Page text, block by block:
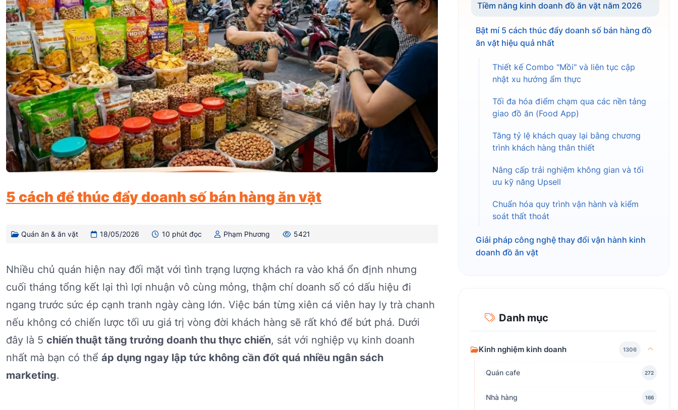
5 cách để thúc đẩy doanh số bán hàng ăn vặt
Quán ăn & ăn vặt 18/05/2026 10 phút đọc Phạm Phương 5421
Nhiều chủ quán hiện nay đối mặt với tình trạng lượng khách ra vào khá ổn định nhưng
cuối tháng tổng kết lại thì lợi nhuận vô cùng mỏng, thậm chí doanh số có dấu hiệu đi
ngang trước sức ép cạnh tranh ngày càng lớn. Việc bán từng xiên cá viên hay ly trà chanh
nếu không có chiến lược tối ưu giá trị vòng đời khách hàng sẽ rất khó để bứt phá. Dưới
đây là 5 chiến thuật tăng trưởng doanh thu thực chiến, sát với nghiệp vụ kinh doanh
nhất mà bạn có thể áp dụng ngay lập tức không cần đốt quá nhiều ngân sách
marketing.
Tiềm năng kinh doanh đồ ăn vặt năm 2026
Bật mí 5 cách thúc đẩy doanh số bán hàng đồ
ăn vặt hiệu quả nhất
Thiết kế Combo "Mồi" và liên tục cập
nhật xu hướng ẩm thực
Tối đa hóa điểm chạm qua các nền tảng
giao đồ ăn (Food App)
Tăng tỷ lệ khách quay lại bằng chương
trình khách hàng thân thiết
Nâng cấp trải nghiệm không gian và tối
ưu kỹ năng Upsell
Chuẩn hóa quy trình vận hành và kiểm
soát thất thoát
Giải pháp công nghệ thay đổi vận hành kinh
doanh đồ ăn vặt
Danh mục
Kinh nghiệm kinh doanh 1306
Quán cafe 272
Nhà hàng 166